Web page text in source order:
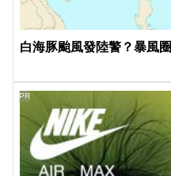
白海豚颱風發陸警？暴風
PR